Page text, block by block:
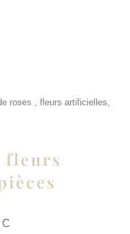
roses , fleurs artificielles,
fleurs